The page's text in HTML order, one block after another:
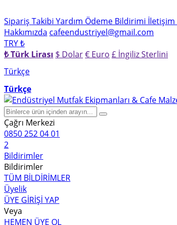
Sipariş Takibi Yardım Ödeme Bildirimi İletişim
Hakkımızda cafeendustriyel@gmail.com
TRY ₺
₺ Türk Lirası $ Dolar€ Euro £ İngiliz Sterlini
Türkçe
Türkçe
Çağrı Merkezi
0850 252 04 01
2
Bildirimler
Bildirimler
TÜM BİLDİRİMLER
Üyelik
ÜYE GİRİŞİ YAP
Veya
HEMEN ÜYE OL